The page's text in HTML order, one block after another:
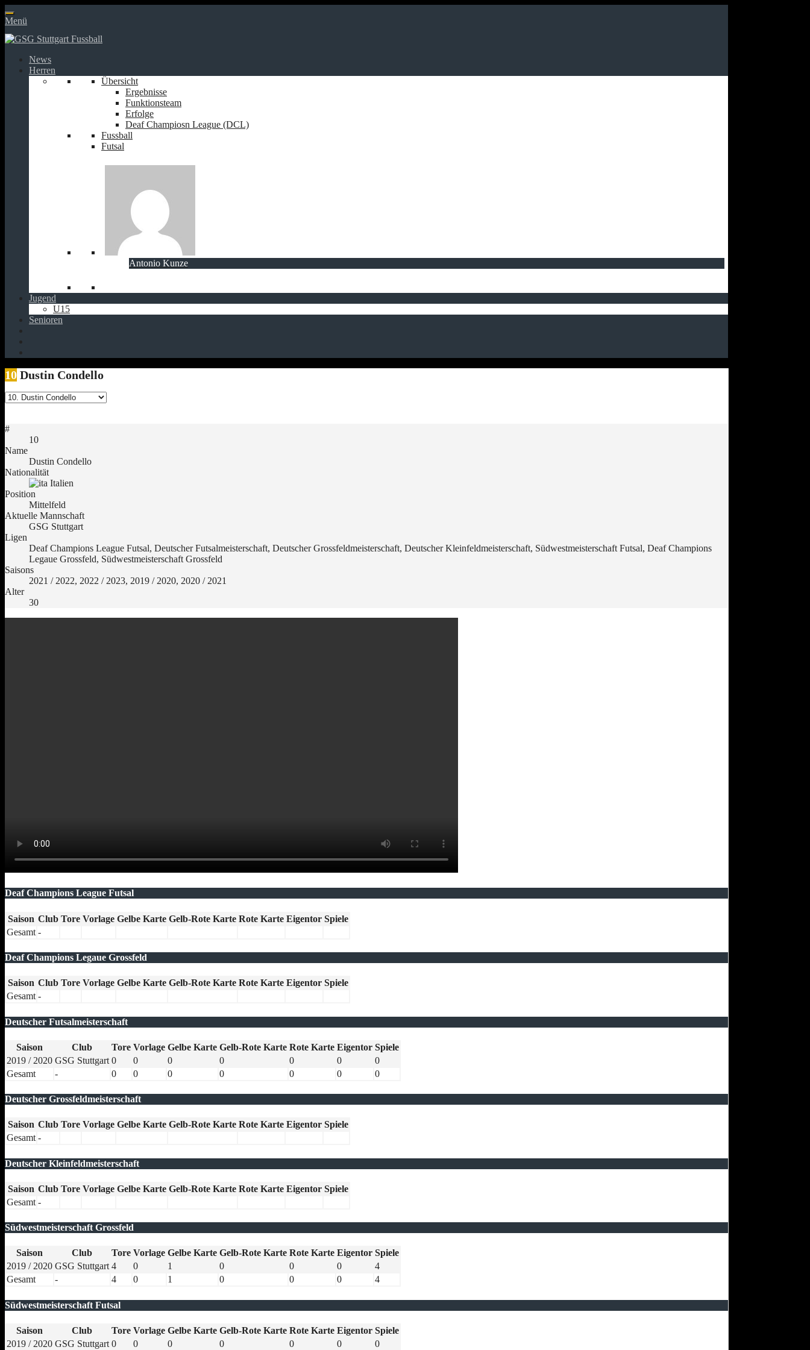
Springe
zum
Menü
News
Herren
Übersicht
Ergebnisse
Funktionsteam
Erfolge
Deaf Champiosn League (DCL)
Fussball
Futsal
Antonio Kunze
Jugend
U15
Senioren
10 Dustin Condello
#
10
Name
Dustin Condello
Nationalität
Italien
Position
Mittelfeld
Aktuelle Mannschaft
GSG Stuttgart
Ligen
Deaf Champions League Futsal, Deutscher Futsalmeisterschaft, Deutscher Grossfeldmeisterschaft, Deutscher Kleinfeldmeisterschaft, Südwestmeisterschaft Futsal, Deaf Champions
Legaue Grossfeld, Südwestmeisterschaft Grossfeld
Saisons
2021 / 2022, 2022 / 2023, 2019 / 2020, 2020 / 2021
Alter
30
Deaf Champions League Futsal
Saison Club Tore Vorlage Gelbe Karte Gelb-Rote Karte Rote Karte Eigentor Spiele
Gesamt -
Deaf Champions Legaue Grossfeld
Saison Club Tore Vorlage Gelbe Karte Gelb-Rote Karte Rote Karte Eigentor Spiele
Gesamt -
Deutscher Futsalmeisterschaft
Saison Club Tore Vorlage Gelbe Karte Gelb-Rote Karte Rote Karte Eigentor Spiele
2019 / 2020 GSG Stuttgart 0 0 0 0 0 0
0
Gesamt
- 0 0 0 0 0 0 0
Deutscher Grossfeldmeisterschaft
Saison Club Tore Vorlage Gelbe Karte Gelb-Rote Karte Rote Karte Eigentor Spiele
Gesamt -
Deutscher Kleinfeldmeisterschaft
Saison Club Tore Vorlage Gelbe Karte Gelb-Rote Karte Rote Karte Eigentor Spiele
Gesamt -
Südwestmeisterschaft Grossfeld
Saison Club Tore Vorlage Gelbe Karte Gelb-Rote Karte Rote Karte Eigentor Spiele
2019 / 2020 GSG Stuttgart 4 0 1 0 0 0
4
Gesamt
- 4 0 1 0 0 0 4
Südwestmeisterschaft Futsal
Saison Club Tore Vorlage Gelbe Karte Gelb-Rote Karte Rote Karte Eigentor Spiele
2019 / 2020 GSG Stuttgart 0 0 0 0 0 0
0